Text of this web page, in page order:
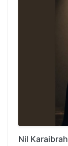
Nil